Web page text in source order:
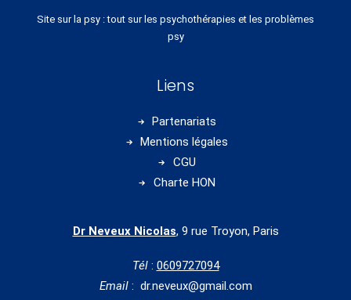
Site sur la psy : tout sur les psychothérapies et les problèmes
psy
Liens
Partenariats
Mentions légales
CGU
Charte HON
Dr Neveux Nicolas, 9 rue Troyon, Paris
Tél : 0609727094
Email: dr.neveux@gmail.com